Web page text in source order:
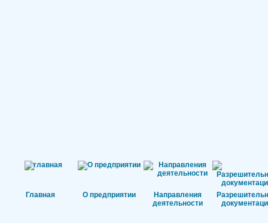
Главная О предприятии
Направления
деятельности